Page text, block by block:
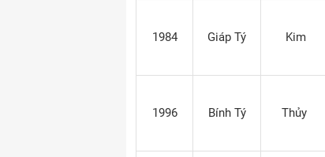
1984 Giáp Tý Kim
1996 Bính Tý Thủy